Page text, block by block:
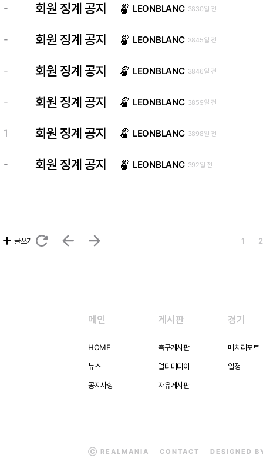
- 회원 징계 공지 LEONBLANC 3830일 전
- 회원 징계 공지 LEONBLANC 3845일 전
- 회원 징계 공지 LEONBLANC 3846일 전
- 회원 징계 공지 LEONBLANC 3859일 전
1 회원 징계 공지 LEONBLANC 3898일 전
- 회원 징계 공지 LEONBLANC 392일 전
add 글쓰기 refresh arrow_back arrow_forward 1 2
메인
HOME
뉴스
공지사항
게시판
축구게시판
멀티미디어
자유게시판
경기
매치리포트
일정
Ⓒ REALMANIA ─ CONTACT ─ DESIGNED